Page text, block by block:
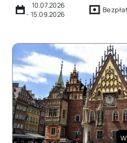
10.07.2026
- 15.09.2026